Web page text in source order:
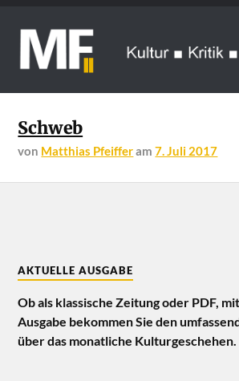
Schweb
von Matthias Pfeifferam7. Juli 2017
AKTUELLE AUSGABE
Ob als klassische Zeitung oder PDF,
Ausgabe bekommen Sie den
über das monatliche Kulturgeschehen.